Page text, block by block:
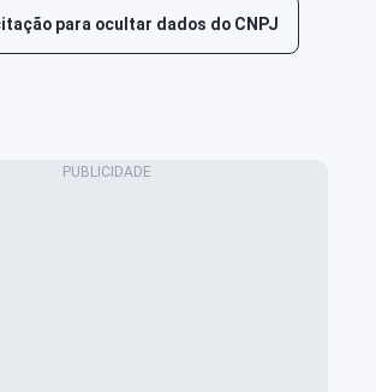
para ocultar dados do CNPJ